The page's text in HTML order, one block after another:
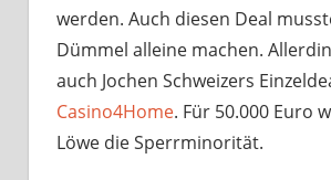
werden. Auch diesen Deal
Dümmel alleine machen.
auch Jochen Schweizers
Casino4Home. Für 50.000 Euro
Löwe die Sperrminorität.